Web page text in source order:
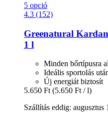
5 opció
4.3 (152)
Greenatural
1 l
Minden bőrtípusra
Ideális sportolás
Új energiát biztosít
5.650 Ft (5.650 Ft / l)
Szállítás eddig: augusztus